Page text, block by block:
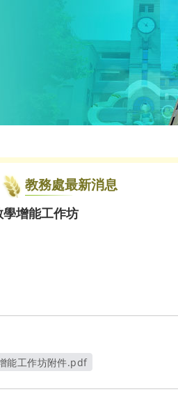
教務處最新消息
增能工作坊
能工作坊附件.pdf